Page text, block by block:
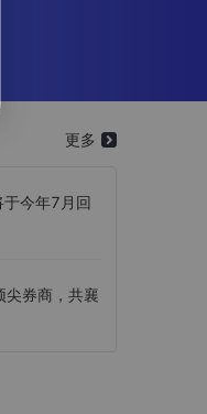
更多
今年7月回
尖券商，共襄